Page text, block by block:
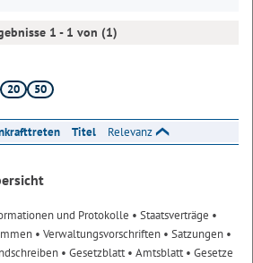
1 - 1 von (1)
20 50
Titel Relevanz
und Protokolle • Staatsverträge •
• Verwaltungsvorschriften • Satzungen •
• Gesetzblatt• Amtsblatt• Gesetze